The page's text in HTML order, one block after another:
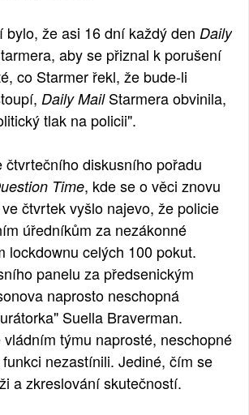
bylo, že asi 16 dní každý den Daily
aby se přiznal k porušení
co Starmer řekl, že bude-li
Daily MailStarmera obvinila,
tlak na policii".
čtvrtečního diskusního pořadu
Time, kde se o věci znovu
čtvrtek vyšlo najevo, že policie
úředníkům za nezákonné
lockdownu celých 100 pokut.
panelu za předsenickým
naprosto neschopná
Suella Braverman.
týmu naprosté, neschopné
nezastínili. Jediné, čím se
a zkreslování skutečností.